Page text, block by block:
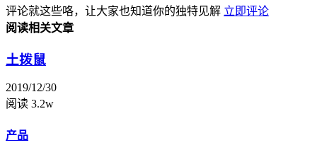
评论就这些咯，让大家也知道你的独特见解 立即评论
阅读相关文章
土拨鼠
2019/12/30
阅读 3.2w
产品